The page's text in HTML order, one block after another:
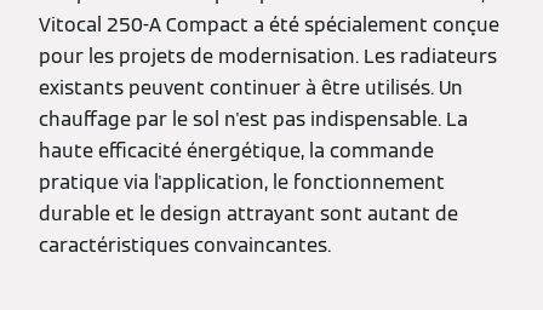
Vitocal 250-A Compact a été spécialement conçue
pour les projets de modernisation. Les radiateurs
existants peuvent continuer à être utilisés. Un
chauffage par le sol n'est pas indispensable. La
haute efficacité énergétique, la commande
pratique via l'application, le fonctionnement
durable et le design attrayant sont autant de
caractéristiques convaincantes.